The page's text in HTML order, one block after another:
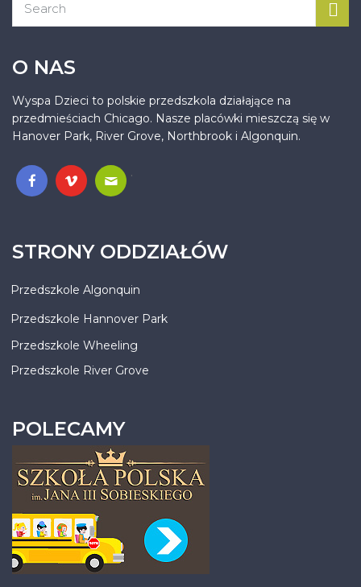
O NAS
Wyspa Dzieci to polskie przedszkola działające na
przedmieściach Chicago. Nasze placówki mieszczą się w
Hanover Park, River Grove, Northbrook i Algonquin.
.
STRONY ODDZIAŁÓW
Przedszkole Algonquin
Przedszkole Hannover Park
Przedszkole Wheeling
Przedszkole River Grove
POLECAMY